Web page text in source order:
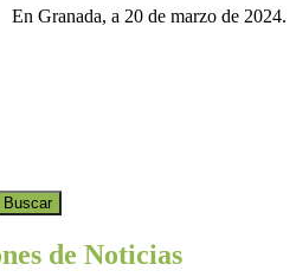
En Granada, a 20 de marzo de 2024.
Buscar
de Noticias